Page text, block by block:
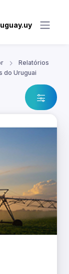
Relatórios
do Uruguai